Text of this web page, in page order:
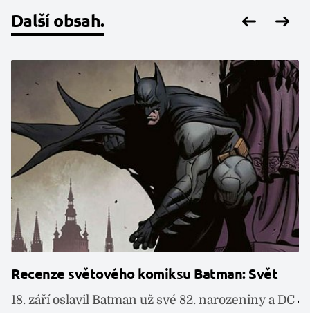
Další obsah.
Recenze světového komiksu Batman: Svět
18. září oslavil Batman už své 82. narozeniny a DC